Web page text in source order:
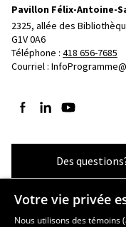
Pavillon Félix-Antoine-
2325, allée des
G1V 0A6
Téléphone : 418 656-7685
Courriel :
Suivez-nous sur Facebook
Suivez-nous sur
Suivez-nous
Des
Les écoles et la
Votre vie privée
Nous utilisons des témoins